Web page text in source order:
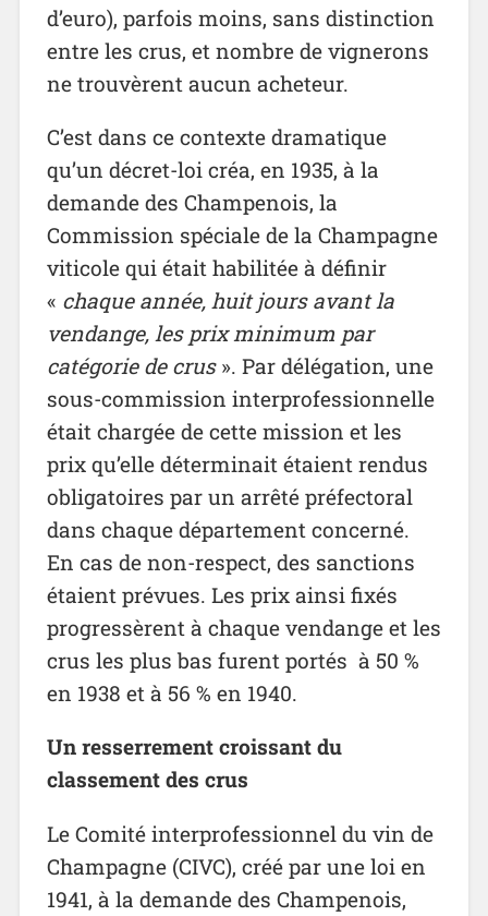
d’euro), parfois moins, sans distinction
entre les crus, et nombre de vignerons
ne trouvèrent aucun acheteur.
C’est dans ce contexte dramatique
qu’un décret-loi créa, en 1935, à la
demande des Champenois, la
Commission spéciale de la Champagne
viticole qui était habilitée à définir
« chaque année, huit jours avant la
vendange, les prix minimum par
catégorie de crus». Par délégation, une
sous-commission interprofessionnelle
était chargée de cette mission et les
prix qu’elle déterminait étaient rendus
obligatoires par un arrêté préfectoral
dans chaque département concerné.
En cas de non-respect, des sanctions
étaient prévues. Les prix ainsi fixés
progressèrent à chaque vendange et les
crus les plus bas furent portés à 50 %
en 1938 et à 56 % en 1940.
Un resserrement croissant du
classement des crus
Le Comité interprofessionnel du vin de
Champagne (CIVC), créé par une loi en
1941, à la demande des Champenois,